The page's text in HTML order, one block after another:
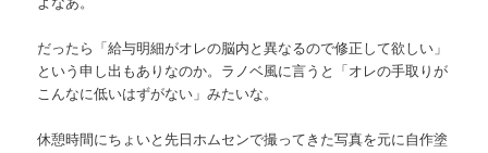
だったら「給与明細がオレの脳内と異なるので修正して欲しい」
という申し出もありなのか。ラノベ風に言うと「オレの手取りが
こんなに低いはずがない」みたいな。
休憩時間にちょいと先日ホムセンで撮ってきた写真を元に自作塗